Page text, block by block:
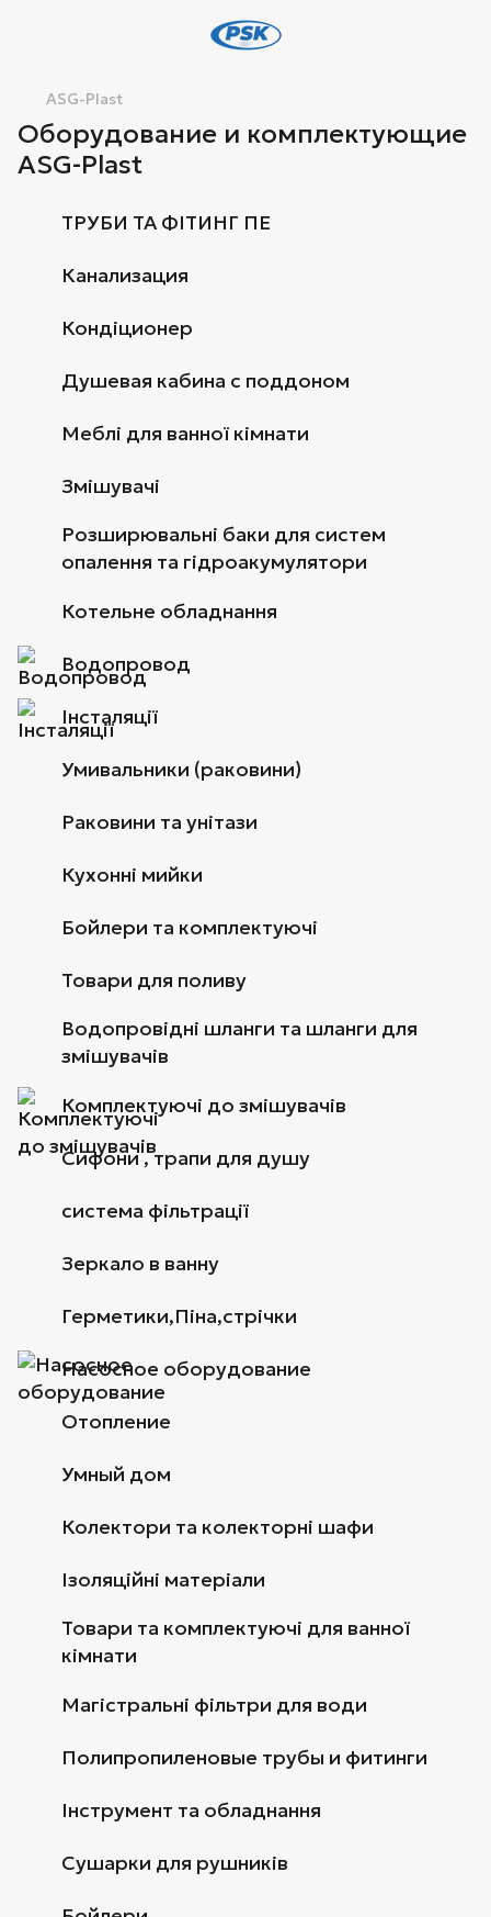
ASG-Plast
Оборудование и комплектующие
ASG-Plast
ТРУБИ ТА ФІТИНГ ПЕ
Канализация
Кондіционер
Душевая кабина с поддоном
Меблі для ванної кімнати
Змішувачі
Розширювальні баки для систем
опалення та гідроакумулятори
Котельне обладнання
Водопровод
Інсталяції
Умивальники (раковини)
Раковини та унітази
Кухонні мийки
Бойлери та комплектуючі
Товари для поливу
Водопровідні шланги та шланги для
змішувачів
Комплектуючі до змішувачів
Сифони , трапи для душу
система фільтрації
Зеркало в ванну
Герметики,Піна,стрічки
Насосное оборудование
Отопление
Умный дом
Колектори та колекторні шафи
Ізоляційні матеріали
Товари та комплектуючі для ванної
кімнати
Магістральні фільтри для води
Полипропиленовые трубы и фитинги
Інструмент та обладнання
Сушарки для рушників